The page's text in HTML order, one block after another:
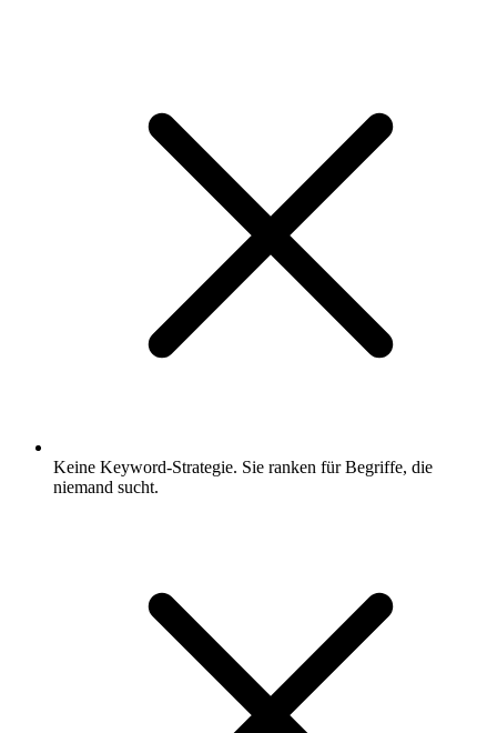
Keine Keyword-Strategie. Sie ranken für Begriffe, die
niemand sucht.